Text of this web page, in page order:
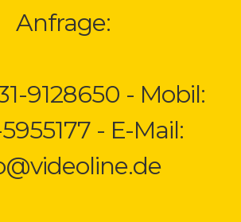
Anfrage:
9128650 - Mobil:
- E-Mail: